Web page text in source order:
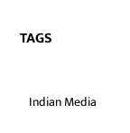
TAGS
Indian Media